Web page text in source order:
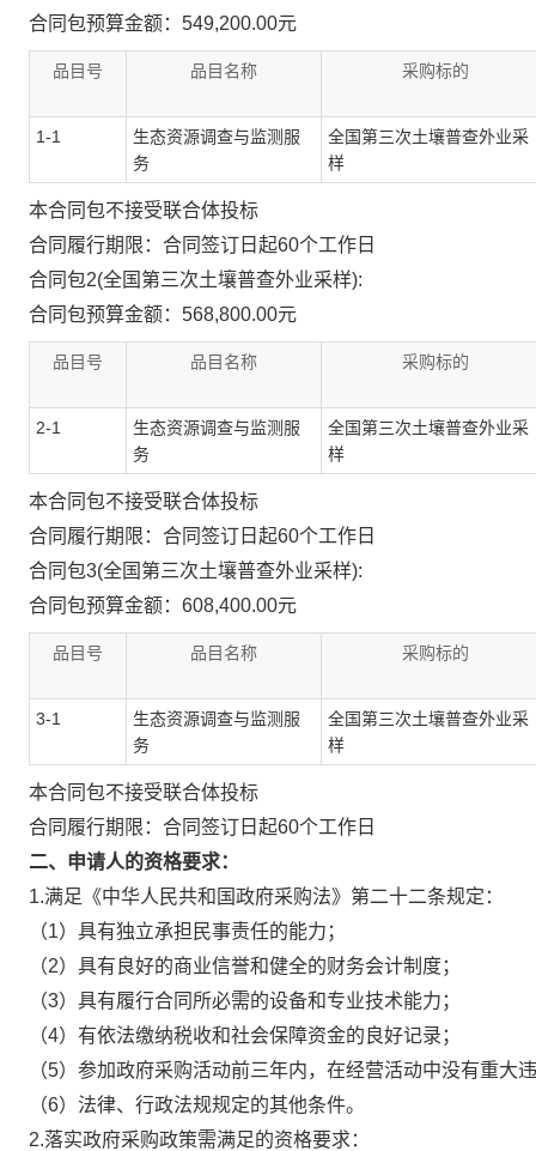
合同包预算金额： 549,200.00元
品目号 品目名称 采购标的
1-1
生态资源调查与监测服
务
全国第三次土壤普查外业采
样
本合同包不接受联合体投标
合同履行期限： 合同签订日起60个工作日
合同包2(全国第三次土壤普查外业采样):
合同包预算金额： 568,800.00元
品目号 品目名称 采购标的
2-1
生态资源调查与监测服
务
全国第三次土壤普查外业采
样
本合同包不接受联合体投标
合同履行期限： 合同签订日起60个工作日
合同包3(全国第三次土壤普查外业采样):
合同包预算金额： 608,400.00元
品目号 品目名称 采购标的
3-1
生态资源调查与监测服
务
全国第三次土壤普查外业采
样
本合同包不接受联合体投标
合同履行期限： 合同签订日起60个工作日
二、申请人的资格要求：
1.满足《中华人民共和国政府采购法》第二十二条规定：
（1）具有独立承担民事责任的能力；
（2）具有良好的商业信誉和健全的财务会计制度；
（3）具有履行合同所必需的设备和专业技术能力；
（4）有依法缴纳税收和社会保障资金的良好记录；
（5）参加政府采购活动前三年内，在经营活动中没有重大
（6）法律、行政法规规定的其他条件。
2.落实政府采购政策需满足的资格要求：